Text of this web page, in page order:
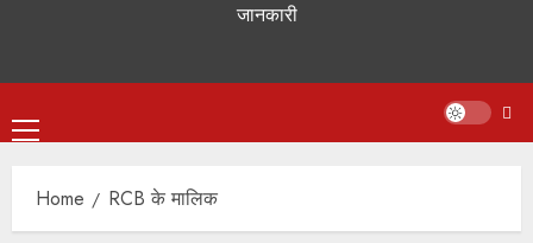
जानकारी
Primary
Menu
Home
RCB के मालिक